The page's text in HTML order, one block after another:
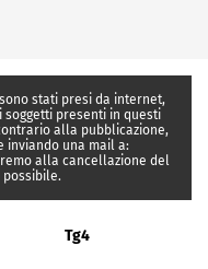
stati presi da internet,
presenti in questi
alla pubblicazione,
inviando una mail a:
alla cancellazione del
Tg4